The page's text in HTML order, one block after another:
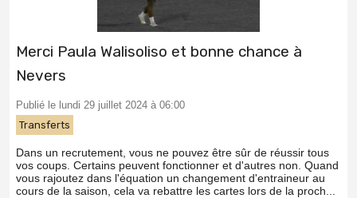
Merci Paula Walisoliso et bonne chance à
Nevers
Publié le lundi 29 juillet 2024 à 06:00
Transferts
Dans un recrutement, vous ne pouvez être sûr de réussir tous
vos coups. Certains peuvent fonctionner et d'autres non. Quand
vous rajoutez dans l'équation un changement d'entraineur au
cours de la saison, cela va rebattre les cartes lors de la proch...